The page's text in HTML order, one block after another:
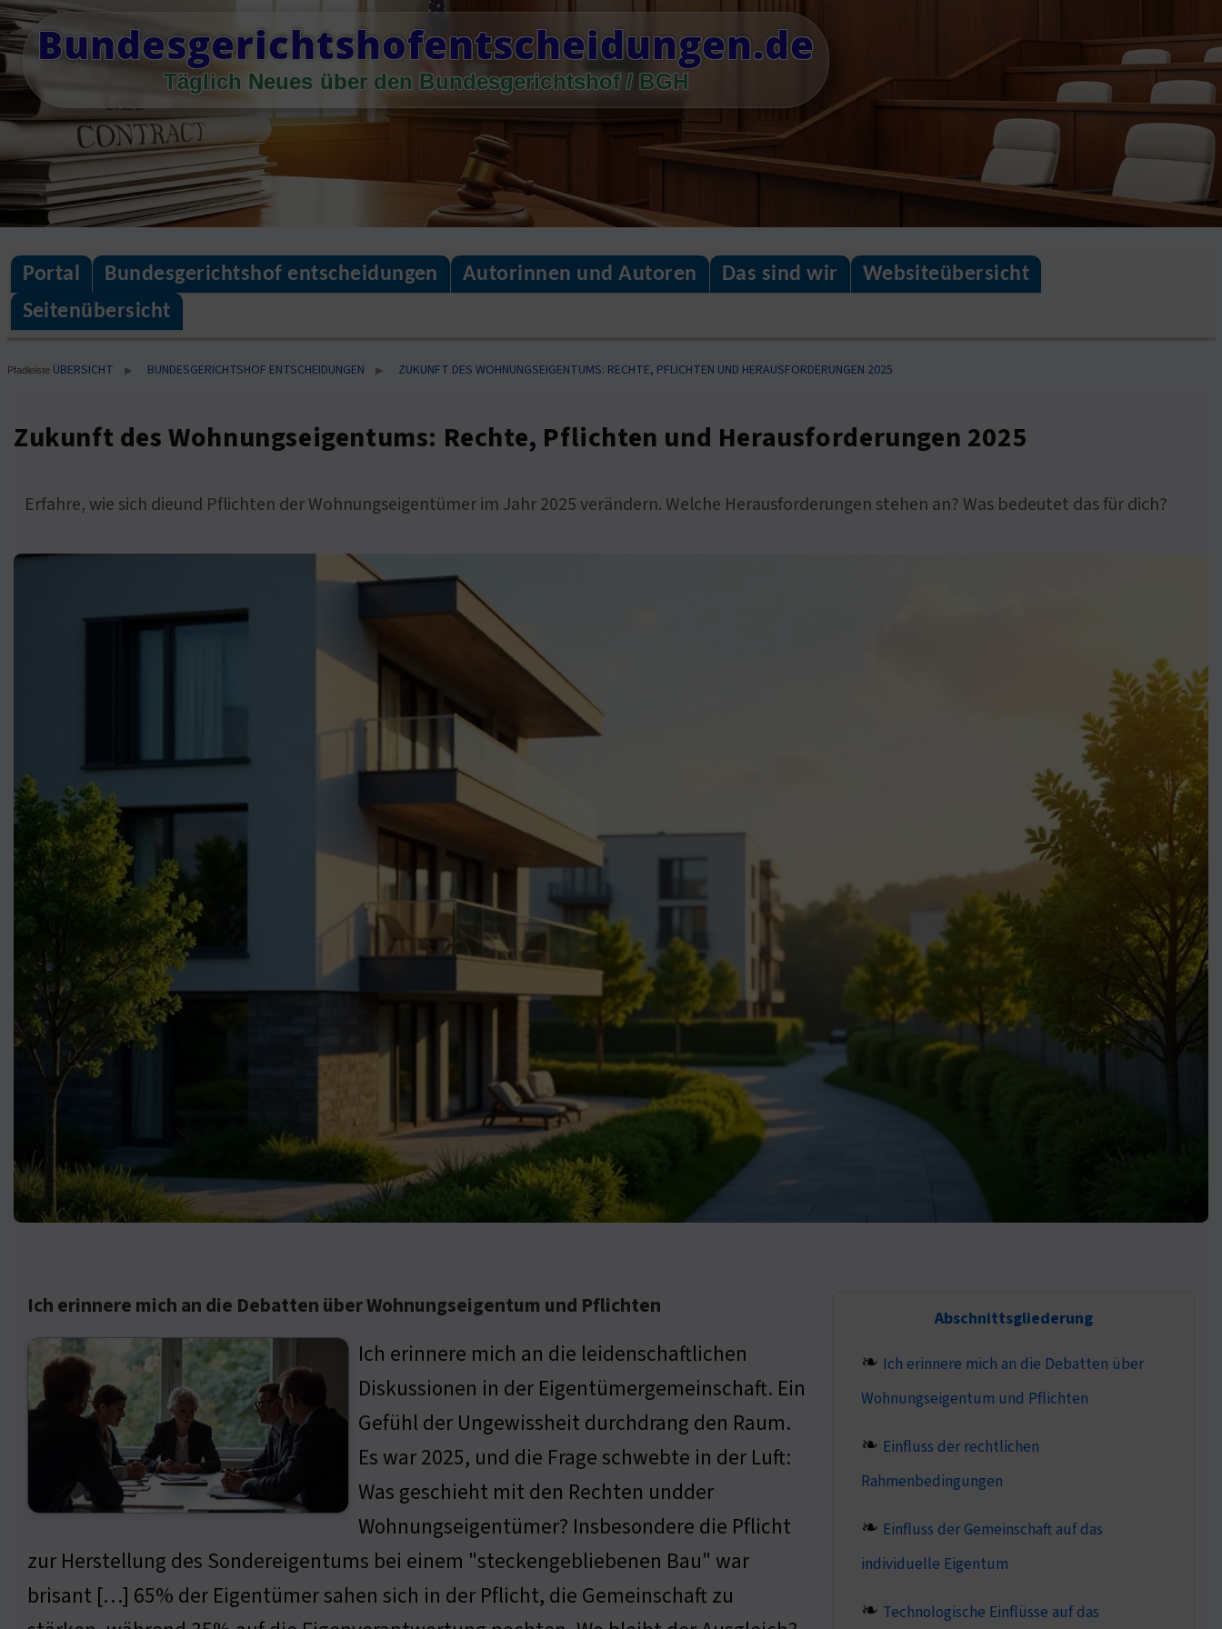
Skip
to
content
Bundesgerichtshofentscheidungen.de
Täglich Neues über den Bundesgerichtshof / BGH
Portal Bundesgerichtshof entscheidungen Autorinnen und Autoren Das sind wir
Websiteübersicht
Seitenübersicht
Pfadleiste ÜBERSICHT ▶ BUNDESGERICHTSHOF ENTSCHEIDUNGEN ▶ ZUKUNFT DES WOHNUNGSEIGENTUMS: RECHTE, PFLICHTEN UND HERAUSFORDERUNGEN 2025
Zukunft des Wohnungseigentums: Rechte, Pflichten und Herausforderungen 2025
Erfahre, wie sich dieund Pflichten der Wohnungseigentümer im Jahr 2025 verändern. Welche Herausforderungen stehen an? Was bedeutet das für dich?
Abschnittsgliederung
Ich erinnere mich an die Debatten über
Wohnungseigentum und Pflichten
Einfluss der rechtlichen
Rahmenbedingungen
Einfluss der Gemeinschaft auf das
individuelle Eigentum
Technologische Einflüsse auf das
Ich erinnere mich an die Debatten über Wohnungseigentum und Pflichten
Ich erinnere mich an die leidenschaftlichen
Diskussionen in der Eigentümergemeinschaft. Ein
Gefühl der Ungewissheit durchdrang den Raum.
Es war 2025, und die Frage schwebte in der Luft:
Was geschieht mit den Rechten undder
Wohnungseigentümer? Insbesondere die Pflicht
zur Herstellung des Sondereigentums bei einem "steckengebliebenen Bau" war
brisant […] 65% der Eigentümer sahen sich in der Pflicht, die Gemeinschaft zu